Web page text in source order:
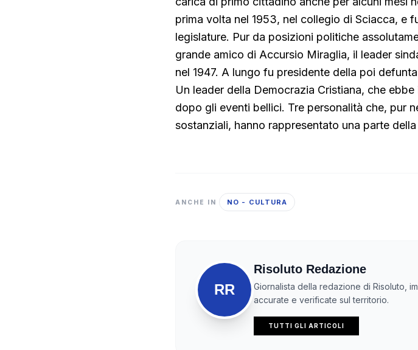
prima volta nel 1953, nel collegio di Sciacca, e
legislature. Pur da posizioni politiche
grande amico di Accursio Miraglia, il leader
nel 1947. A lungo fu presidente della poi
Un leader della Democrazia Cristiana, che
dopo gli eventi bellici. Tre personalità che, pur
sostanziali, hanno rappresentato una parte
ANCHE IN NO - CULTURA
RR
Risoluto Redazione
Giornalista della redazione di Risoluto,
accurate e verificate sul territorio.
TUTTI GLI ARTICOLI